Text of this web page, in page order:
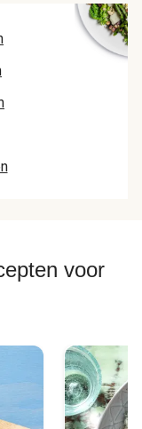
voor